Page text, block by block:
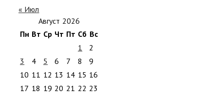
« Июл
Август 2026
Пн Вт Ср Чт Пт Сб Вс
1
2
3
4 5 6 7 8
9
10 11 12 13 14 15 16
17 18 19 20 21 22 23